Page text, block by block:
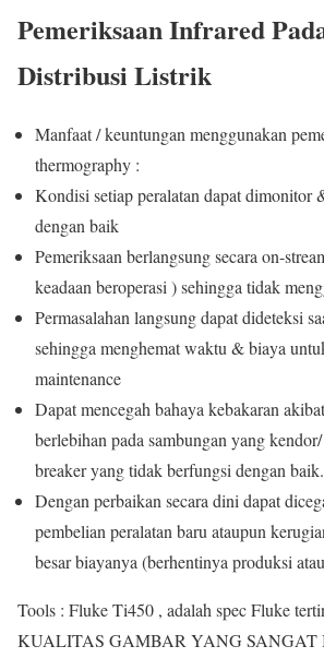
Pemeriksaan Infrared
Distribusi Listrik
Manfaat / keuntungan menggunakan
thermography :
Kondisi setiap peralatan dapat dimonitor
dengan baik
Pemeriksaan berlangsung secara on-
keadaan beroperasi ) sehingga tidak
Permasalahan langsung dapat dideteksi
sehingga menghemat waktu & biaya
maintenance
Dapat mencegah bahaya kebakaran
berlebihan pada sambungan yang
breaker yang tidak berfungsi dengan baik.
Dengan perbaikan secara dini dapat
pembelian peralatan baru ataupun
besar biayanya (berhentinya produksi
Tools : Fluke Ti450 , adalah spec Fluke
KUALITAS GAMBAR YANGSANGAT